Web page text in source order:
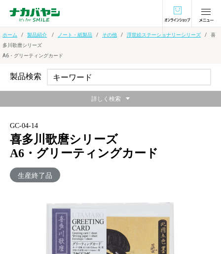
オンラインショ
ホーム 製品紹介 ノート・紙製品 その他 浮世絵ステーショナリーシリーズ
喜
多川歌麿シリーズ
A6・グリーティングカード
GC-04-14
喜多川歌麿シリーズ
A6・グリーティングカード
生産終了品
製品検索
詳しく検索